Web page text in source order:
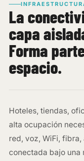
La
capa
Forma
espacio.
Hoteles, tiendas,
alta ocupación
red, voz, WiFi,
conectada bajo una